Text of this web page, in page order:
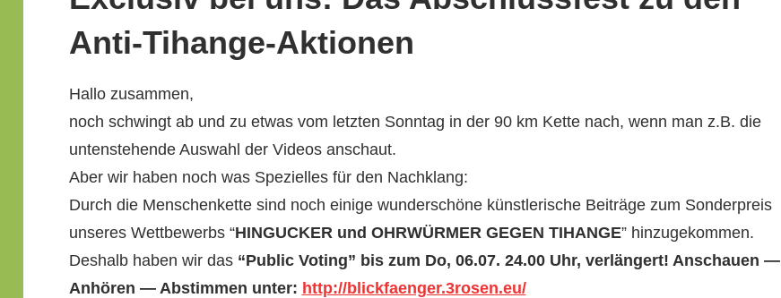
Aachener
Bürgerinitiative
Energie-
Anti-Tihange-Aktionen
Hal­lo zusammen,
noch schwingt ab und zu etwas vom let­zten Son­ntag in der 90 km Kette nach, wenn man z.B. die
unten­ste­hende Auswahl der Videos anschaut.
Aber wir haben noch was Spezielles für den Nachklang:
Durch die Men­schen­kette sind noch einige wun­der­schöne kün­st­lerische Beiträge zum Son­der­preis
unseres Wet­tbe­werbs “HINGUCKER und OHRWÜRMER GEGEN TIHANGE” hinzugekom­men.
Deshalb haben wir das “Pub­lic Vot­ing” bis zum Do, 06.07. 24.00 Uhr, ver­längert! Anschauen —
Anhören — Abstim­men unter: http://blickfaenger.3rosen.eu/